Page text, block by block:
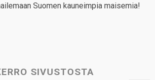
Suomen kauneimpia maisemia!
SIVUSTOSTA